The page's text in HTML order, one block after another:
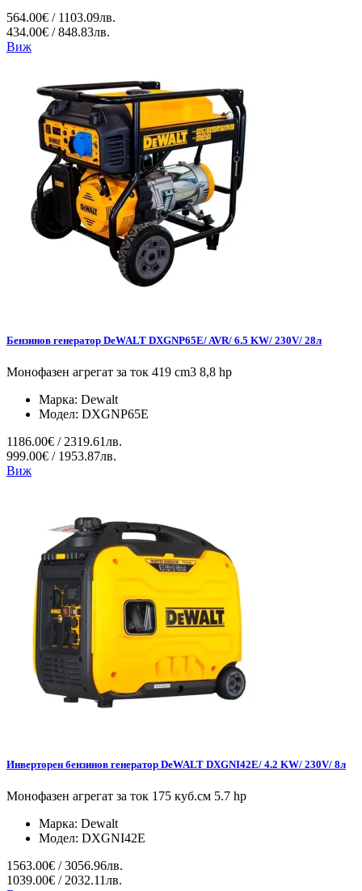
564.00€ / 1103.09лв.
434.00€ / 848.83лв.
Виж
Бензинов генератор DeWALT DXGNP65E/ AVR/ 6.5 KW/ 230V/ 28л
Монофазен агрегат за ток 419 cm3 8,8 hp
Марка: Dewalt
Модел: DXGNP65E
1186.00€ / 2319.61лв.
999.00€ / 1953.87лв.
Виж
Инверторен бензинов генератор DeWALT DXGNI42E/ 4.2 KW/ 230V/ 8л
Монофазен агрегат за ток 175 куб.см 5.7 hp
Марка: Dewalt
Модел: DXGNI42E
1563.00€ / 3056.96лв.
1039.00€ / 2032.11лв.